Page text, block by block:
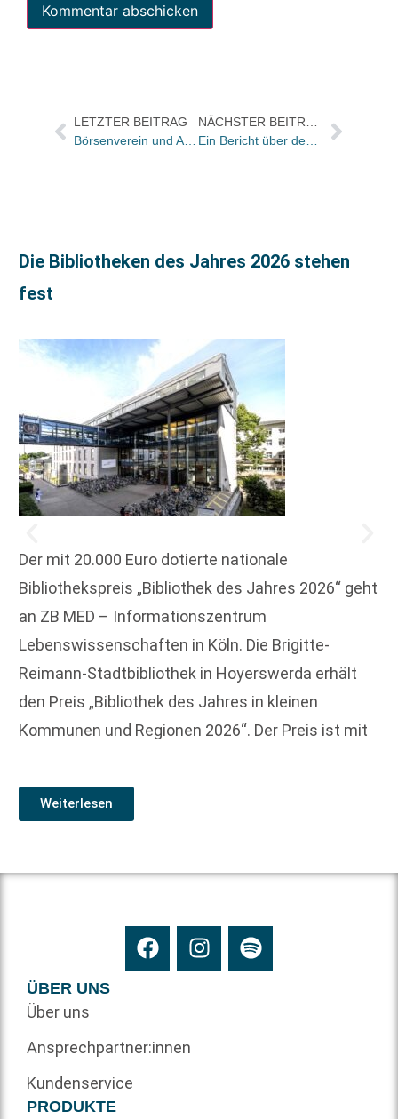
LETZTER BEITRAG
Börsenverein und Albert-von-Metzler-Stiftung starten bundesweiten Wettbewerb OHR LIEST MIT
NÄCHSTER BEITRAG
Ein Bericht über den chinesischen Buchhandel – anlässlich des Endes der Pekinger Buchmesse
Die Bibliotheken des Jahres 2026 stehen
fest
Der mit 20.000 Euro dotierte nationale
Bibliothekspreis „Bibliothek des Jahres 2026“ geht
an ZB MED – Informationszentrum
Lebenswissenschaften in Köln. Die Brigitte-
Reimann-Stadtbibliothek in Hoyerswerda erhält
den Preis „Bibliothek des Jahres in kleinen
Kommunen und Regionen 2026“. Der Preis ist mit
Weiterlesen
ÜBER UNS
Über uns
Ansprechpartner:innen
Kundenservice
PRODUKTE